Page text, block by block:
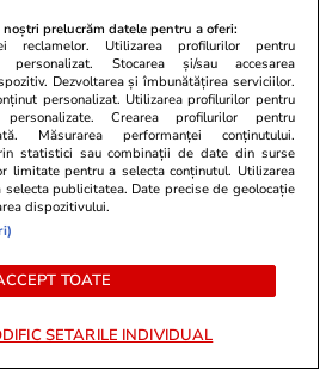
muncă
25 iul.
Racii
dificilă în
și pe
mare de
prelucrăm datele pentru a oferi:
reclamelor. Utilizarea profilurilor pentru
personalizat. Stocarea și/sau accesarea
Dezvoltarea și îmbunătățirea serviciilor.
personalizat. Utilizarea profilurilor pentru
Crearea profilurilor pentru
Măsurarea performanței conținutului.
statistici sau combinații de date din surse
limitate pentru a selecta conținutul. Utilizarea
publicitatea. Date precise de geolocație
dispozitivului.
TOATE
SETARILE INDIVIDUAL